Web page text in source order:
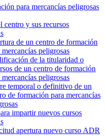
para mercancías peligrosas
centro y sus recursos
de un centro de formación
mercancías peligrosas
de la titularidad o
de un centro de formación
mercancías peligrosas
temporal o definitivo de un
de formación para mercancías
impartir nuevos cursos
apertura nuevo curso ADR